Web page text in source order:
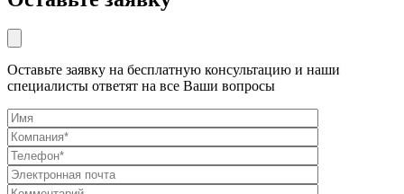
Оставьте заявку на бесплатную консультацию и наши
специалисты ответят на все Ваши вопросы